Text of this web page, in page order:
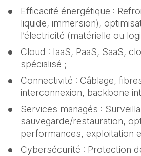
Efficacité énergétique :
liquide, immersion),
l’électricité (matérielle ou
Cloud : IaaS, PaaS, SaaS,
spécialisé ;
Connectivité : Câblage,
interconnexion, backbone
Services managés :
sauvegarde/restauration,
performances, exploitation
Cybersécurité : Protection